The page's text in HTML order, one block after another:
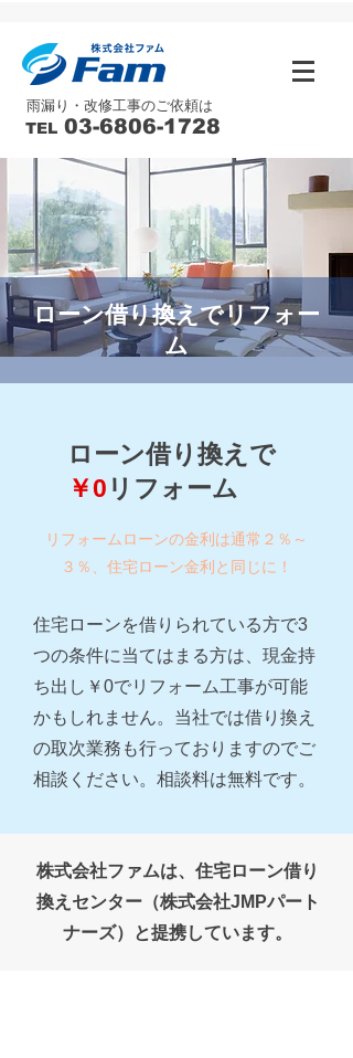
TEL 03-6806-1728
雨漏り・改修工事のご依頼は
ローン借り換えで
￥0 リフォーム
住宅ローンを借りられている方で3
つの条件に当てはまる方は、現金持
ち出し￥0でリフォーム工事が可能
かもしれません。当社では借り換え
の取次業務も行っておりますのでご
相談ください。相談料は無料です。
リフォームローンの金利は通常２％～
３％、住宅ローン金利と同じに！
ローン借り換えでリフォー
ム
株式会社ファムは、住宅ローン借り
換えセンター（株式会社JMPパート
ナーズ）と提携しています。